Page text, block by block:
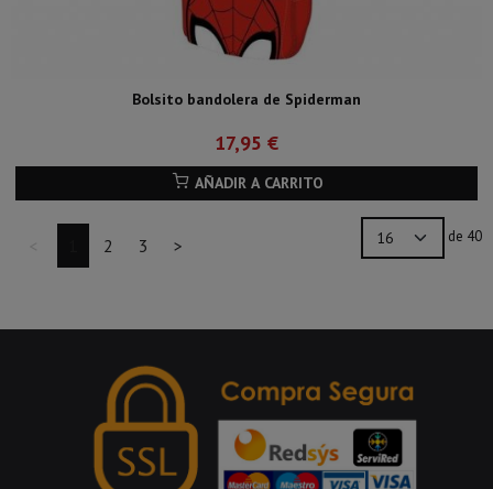
Bolsito bandolera de Spiderman
17,95 €
AÑADIR A CARRITO
2 3 > de 40